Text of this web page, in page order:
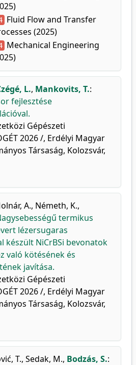
Fluid Flow and Transfer
(2025)
Mechanical Engineering
L., Mankovits, T.:
fejlesztése
Gépészeti
2026 /, Erdélyi Magyar
Társaság, Kolozsvár,
A., Németh, K.,
termikus
lézersugaras
készült NiCrBSi bevonatok
való kötésének és
javítása.
Gépészeti
2026 /, Erdélyi Magyar
Társaság, Kolozsvár,
T., Sedak, M., Bodzás, S.: